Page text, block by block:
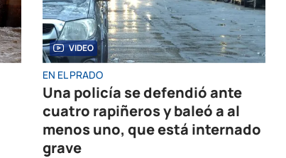
VIDEO
EN EL PRADO
Una policía se defendió ante
cuatro rapiñeros y baleó a al
menos uno, que está internado
grave